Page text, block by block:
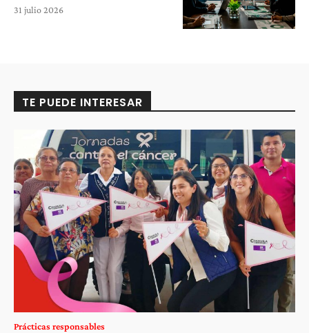
31 julio 2026
TE PUEDE INTERESAR
Prácticas responsables